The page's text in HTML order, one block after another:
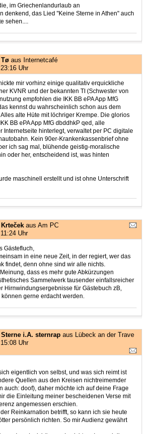
im Griechenlandurlaub an
denkend, das Lied "Keine Sterne in Athen" auch
sehen....
Tø aus Internetcafé
Uhr
mir vorhinz einige qualitativ erquickliche
KVNR und der bekannten TI (Schwester von
empfohlen die IKK BB ePA App MfG
kennst du wahrscheinlich schon aus dem
alte Hüte mit löchriger Krempe. Die glorios
BB ePA App MfG dbddhkP qed, alle
Internetseite hinterlegt, verwaltet per PC digitale
Kein 90er-Krankenkassenbrief ohne
ich sag mal, blühende geistig-moralische
oder her, entscheidend ist, was hinten
maschinell erstellt und ist ohne Unterschrift
Krteček aus Am PC
Uhr
Gästefluch,
in eine neue Zeit, in der regiert, wer das
findet, denn ohne sind wir alle nichts.
dass es mehr gute Abkürzungen
Sammelwerk tausender einfallsreicher
Hirnwindungsergebnisse für Gästebuch zB,
gerne erdacht werden.
Sterne i.A. sternrap aus Lübeck an der Trave
Uhr
eigentlich von selbst, und was sich reimt ist
Quellen aus den Kreisen nichtreimemder
auch: doof), daher möchte ich auf deine Frage
die Einleitung meiner bescheidenen Verse mit
angemessen erschien.
Reinkarnation betrifft, so kann ich sie heute
persönlich richten. So mir Audienz gewährt